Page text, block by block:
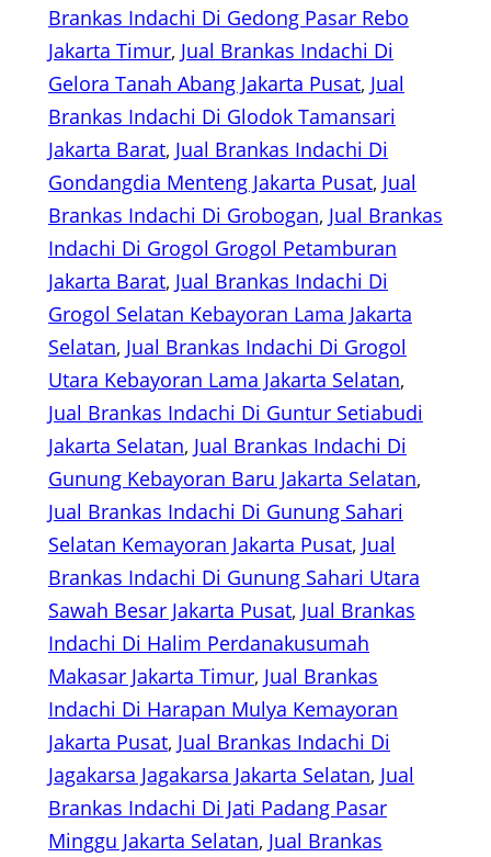
Brankas Indachi Di Gedong Pasar Rebo
Jakarta Timur, Jual Brankas Indachi Di
Gelora Tanah Abang Jakarta Pusat, Jual
Brankas Indachi Di Glodok Tamansari
Jakarta Barat, Jual Brankas Indachi Di
Gondangdia Menteng Jakarta Pusat, Jual
Brankas Indachi Di Grobogan, Jual Brankas
Indachi Di Grogol Grogol Petamburan
Jakarta Barat, Jual Brankas Indachi Di
Grogol Selatan Kebayoran Lama Jakarta
Selatan, Jual Brankas Indachi Di Grogol
Utara Kebayoran Lama Jakarta Selatan
Jual Brankas Indachi Di Guntur Setiabudi
Jakarta Selatan, Jual Brankas Indachi Di
Gunung Kebayoran Baru Jakarta Selatan
Jual Brankas Indachi Di Gunung Sahari
Selatan Kemayoran Jakarta Pusat, Jual
Brankas Indachi Di Gunung Sahari Utara
Sawah Besar Jakarta Pusat, Jual Brankas
Indachi Di Halim Perdanakusumah
Makasar Jakarta Timur, Jual Brankas
Indachi Di Harapan Mulya Kemayoran
Jakarta Pusat, Jual Brankas Indachi Di
Jagakarsa Jagakarsa Jakarta Selatan, Jual
Brankas Indachi Di Jati Padang Pasar
Minggu Jakarta Selatan, Jual Brankas